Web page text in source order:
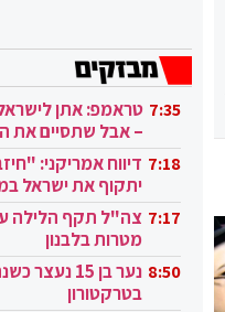
7:35 טראמפ: אתן
– אבל שתסיים את
בעזה 7:18 דיווח אמריקני:
יתקוף את ישראל
בקטאר" 7:17 צה"ל תקף הלילה
מטרות בלבנון
8:50
נער בן 15
בטרקטורון